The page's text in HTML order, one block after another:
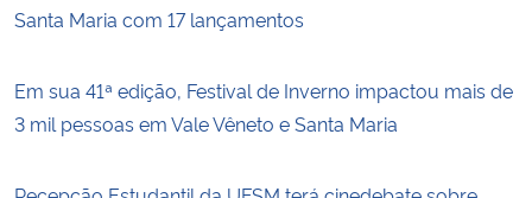
Santa Maria com 17 lançamentos
Em sua 41ª edição, Festival de Inverno impactou mais de
3 mil pessoas em Vale Vêneto e Santa Maria